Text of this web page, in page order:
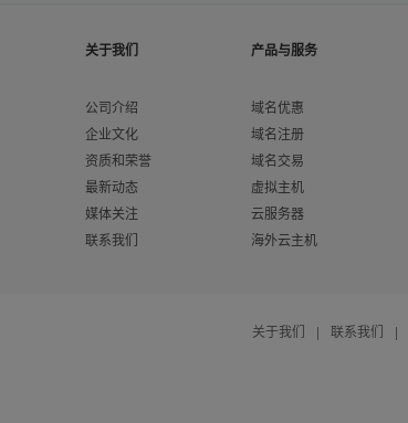
关于我们
公司介绍
企业文化
资质和荣誉
最新动态
媒体关注
联系我们
产品与服务
域名优惠
域名注册
域名交易
虚拟主机
云服务器
海外云主机
关于我们 | 联系我们 |